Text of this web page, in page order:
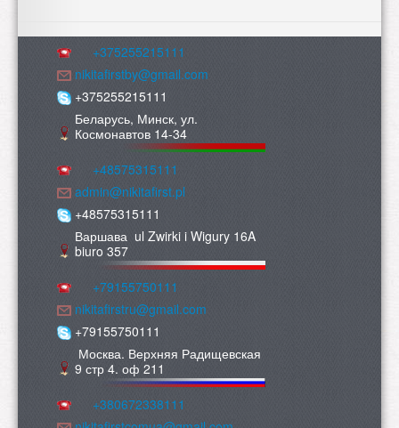
+375255215111
nikitafirstby@gmail.com
+375255215111
Беларусь, Минск, ул.
Космонавтов 14-34
+48575315111
admin@nikitafirst.pl
+48575315111
Варшава ul Zwirki i Wigury 16A
biuro 357
+79155750111
nikitafirstru@gmail.com
+79155750111
Москва. Верхняя Радищевская
9 стр 4. оф 211
+380672338111